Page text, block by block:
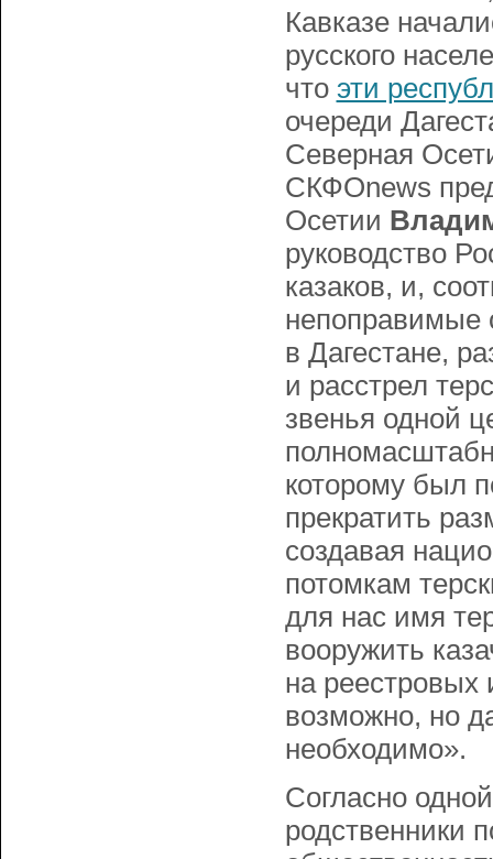
Кавказе
русского
что эти
очереди
Северная
СКФОnews
Осетии
руководство
казаков, и,
непоправимые
в Дагестане,
и расстрел
звенья одной
которому был
прекратить
создавая
потомкам
для нас имя
вооружить
на реестровых
возможно, но
необходимо».
Согласно
родственники